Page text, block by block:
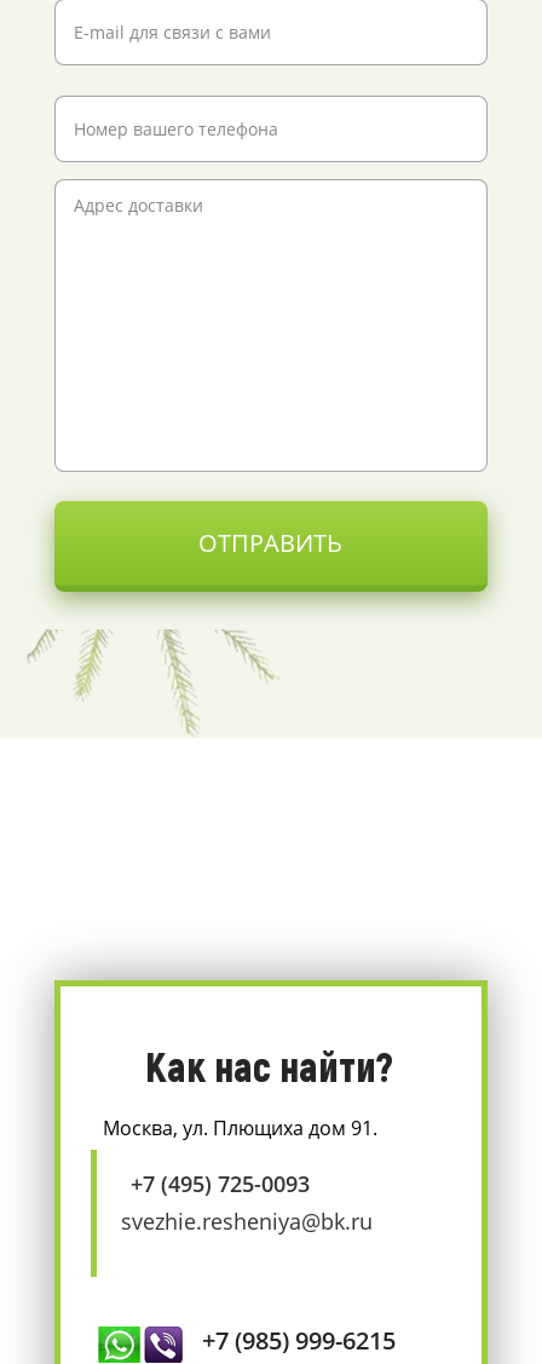
ОТПРАВИТЬ
Как нас найти?
Москва, ул. Плющиха дом 91.
+7 (495) 725-0093
svezhie.resheniya@bk.ru
+7 (985) 999-6215